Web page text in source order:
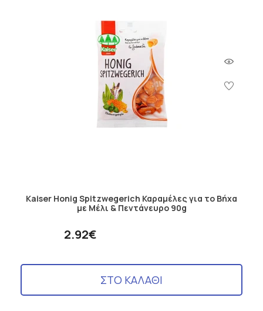
Kaiser Ηonig Spitzwegerich Καραμέλες για το Bήχα
με Μέλι & Πεντάνευρο 90g
2.92€
ΣΤΟ ΚΑΛΑΘΙ